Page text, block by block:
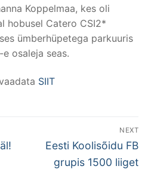
Koppelmaa, kes oli
hobusel Catero CSI2*
ümberhüpetega parkuuris
osaleja seas.
SIIT
NEXT
Next
post:
Eesti Koolisõidu FB
grupis 1500 liiget